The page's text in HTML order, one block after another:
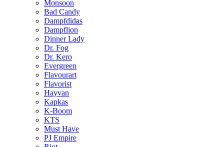
Monsoon
Bad Candy
Dampfdidas
Dampflion
Dinner Lady
Dr. Fog
Dr. Kero
Evergreen
Flavourart
Flavorist
Hayvan
Kapkas
K-Boom
KTS
Must Have
PJ Empire